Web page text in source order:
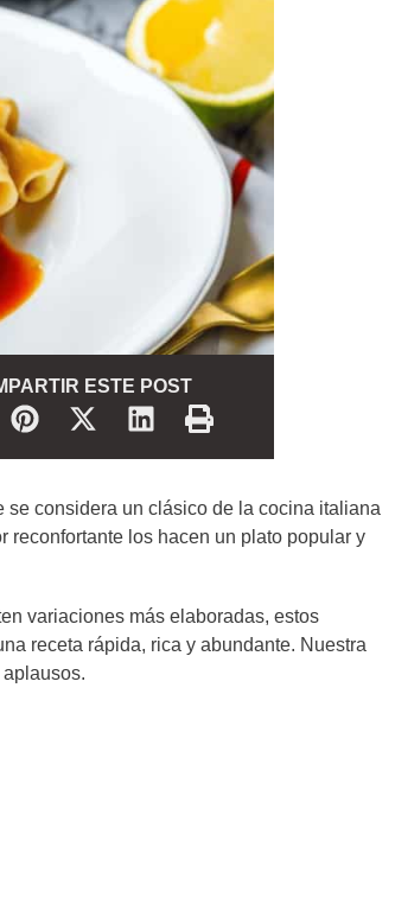
ESTE POST
considera un clásico de la cocina italiana
reconfortante los hacen un plato popular y
variaciones más elaboradas, estos
receta rápida, rica y abundante. Nuestra